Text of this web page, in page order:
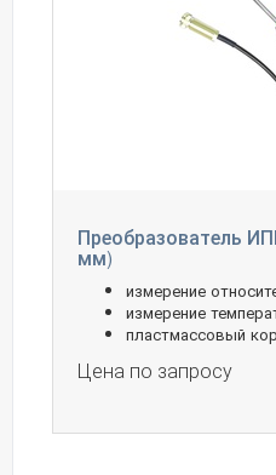
Преобразователь
мм)
измерение
измерение
пластмассовый
Цена по запросу